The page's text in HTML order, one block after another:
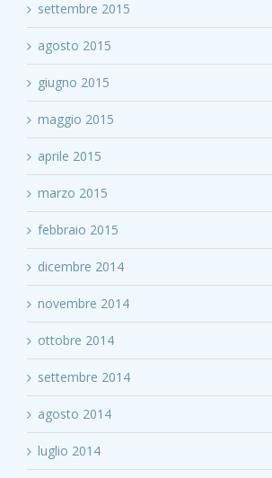
settembre 2015
agosto 2015
giugno 2015
maggio 2015
aprile 2015
marzo 2015
febbraio 2015
dicembre 2014
novembre 2014
ottobre 2014
settembre 2014
agosto 2014
luglio 2014